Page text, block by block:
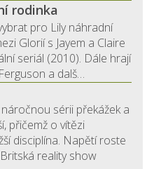
rodinka
pro Lily náhradní
Glorií s Jayem a Claire
seriál (2010). Dále hrají
a dalš…
sérii překážek a
přičemž o vítězi
disciplína. Napětí roste
reality show